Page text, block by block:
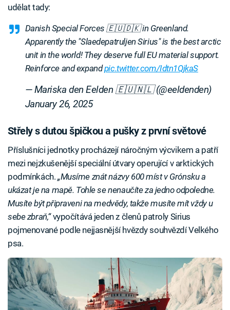
udělat tady:
Danish Special Forces 🇪🇺🇩🇰 in Greenland.
Apparently the "Slaedepatruljen Sirius" is the best arctic
unit in the world! They deserve full EU material support.
Reinforce and expandpic.twitter.com/Idtn1QjkaS
— Mariska den Eelden 🇪🇺🇳🇱 (@eeldenden)
January 26, 2025
Střely s dutou špičkou a pušky z první světové
Příslušníci jednotky procházejí náročným výcvikem a patří
mezi nejzkušenější speciální útvary operující v arktických
podmínkách. „Musíme znát názvy 600 míst v Grónsku a
ukázat je na mapě. Tohle se nenaučíte za jedno odpoledne.
Musíte být připraveni na medvědy, takže musíte mít vždy u
sebe zbraň,“vypočítává jeden z členů patroly Sirius
pojmenované podle nejjasnější hvězdy souhvězdí Velkého
psa.